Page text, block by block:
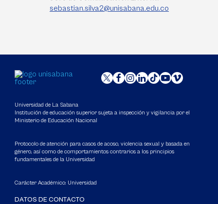
sebastian.silva2@unisabana.edu.co
Universidad de La Sabana
Institución de educación superior sujeta a inspección y vigilancia por el
Ministerio de Educación Nacional
Protocolo de atención para casos de acoso, violencia sexual y basada en
género, así como de comportamientos contrarios a los principios
fundamentales de la Universidad
Carácter Académico: Universidad
DATOS DE CONTACTO